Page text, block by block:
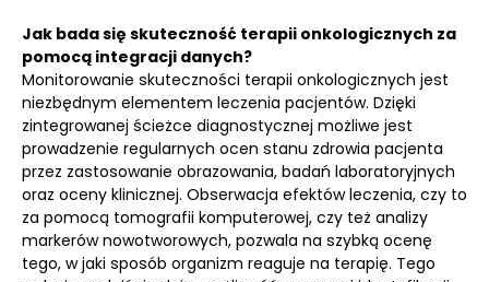
Jak bada się skuteczność terapii onkologicznych za
pomocą integracji danych?
Monitorowanie skuteczności terapii onkologicznych jest
niezbędnym elementem leczenia pacjentów. Dzięki
zintegrowanej ścieżce diagnostycznej możliwe jest
prowadzenie regularnych ocen stanu zdrowia pacjenta
przez zastosowanie obrazowania, badań laboratoryjnych
oraz oceny klinicznej. Obserwacja efektów leczenia, czy to
za pomocą tomografii komputerowej, czy też analizy
markerów nowotworowych, pozwala na szybką ocenę
tego, w jaki sposób organizm reaguje na terapię. Tego